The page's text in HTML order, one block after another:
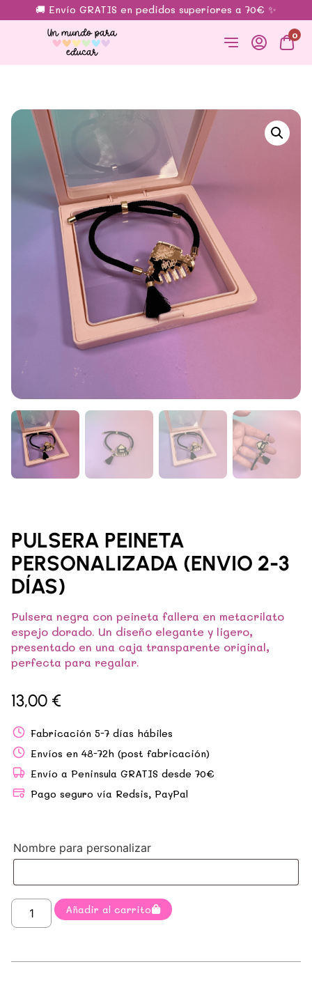
🚚 Envío GRATIS en pedidos superiores a 70€ ✨
0
PULSERA PEINETA
PERSONALIZADA (ENVIO 2-3
DÍAS)
Pulsera negra con peineta fallera en metacrilato
espejo dorado. Un diseño elegante y ligero,
presentado en una caja transparente original,
perfecta para regalar.
13,00 €
Fabricación 5-7 días hábiles
Envíos en 48-72h (post fabricación)
Envío a Peninsula GRATIS desde 70€
Pago seguro vía Redsis, PayPal
Nombre para personalizar
Añadir al carrito